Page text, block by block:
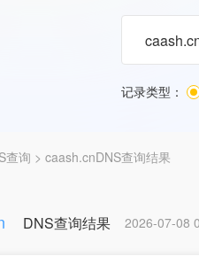
记录类型：
查询 > caash.cnDNS查询结果
DNS查询结果 2026-07-08